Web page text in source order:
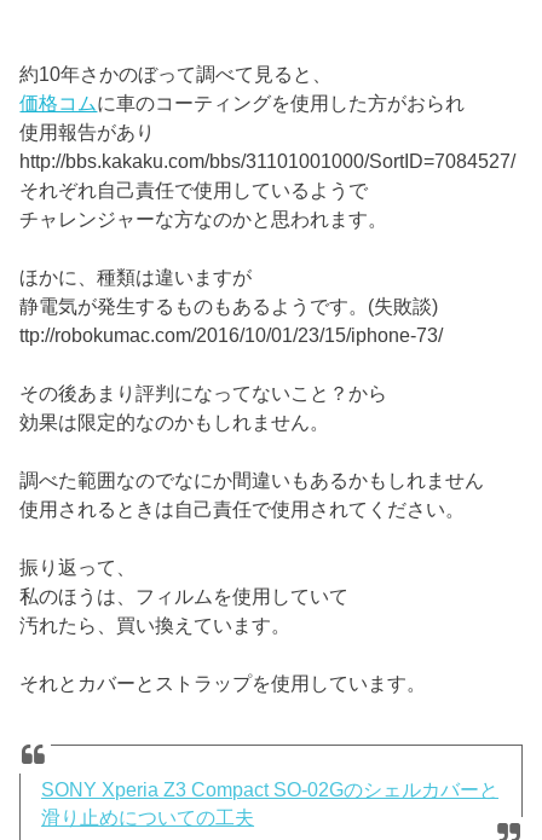
約10年さかのぼって調べて見ると、
価格コムに車のコーティングを使用した方がおられ
使用報告があり
http://bbs.kakaku.com/bbs/31101001000/SortID=7084527/
それぞれ自己責任で使用しているようで
チャレンジャーな方なのかと思われます。
ほかに、種類は違いますが
静電気が発生するものもあるようです。(失敗談)
ttp://robokumac.com/2016/10/01/23/15/iphone-73/
その後あまり評判になってないこと？から
効果は限定的なのかもしれません。
調べた範囲なのでなにか間違いもあるかもしれません
使用されるときは自己責任で使用されてください。
振り返って、
私のほうは、フィルムを使用していて
汚れたら、買い換えています。
それとカバーとストラップを使用しています。
SONY Xperia Z3 Compact SO-02Gのシェルカバーと
滑り止めについての工夫